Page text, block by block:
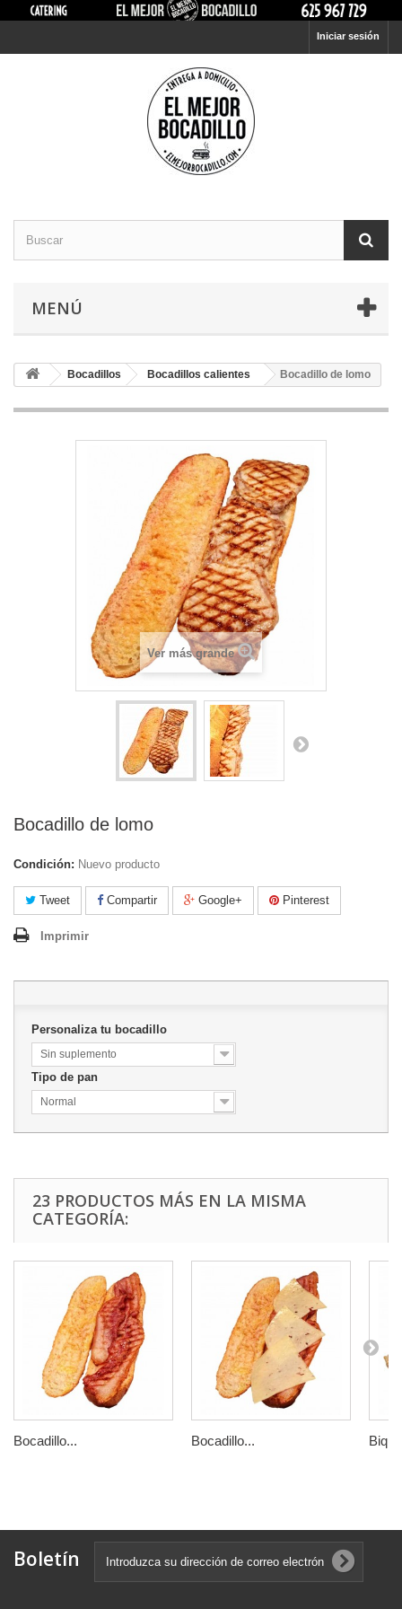
Iniciar sesión
MENÚ
Bocadillos Bocadillos calientes Bocadillo de lomo
Ver más grande
Bocadillo de lomo
Condición: Nuevo producto
Tweet Compartir Google+ Pinterest
Imprimir
Personaliza tu bocadillo
Sin suplemento
Tipo de pan
Normal
23 PRODUCTOS MÁS EN LA MISMA
CATEGORÍA:
Bocadillo... Bocadillo...
Boletín